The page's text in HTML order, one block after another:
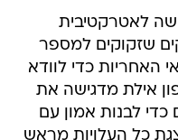
לאטרקטיבית
שזקוקים למספר
האחריות כדי לוודא
אילת מדגישה את
לבנות אמון עם
כל העלויות מראש